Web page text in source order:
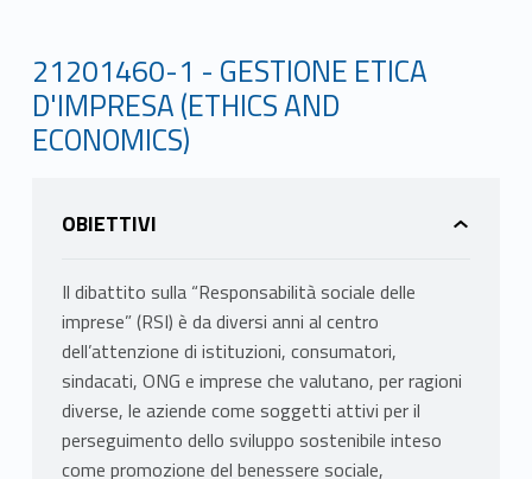
21201460-1 - GESTIONE ETICA
D'IMPRESA (ETHICS AND
ECONOMICS)
OBIETTIVI
Il dibattito sulla “Responsabilità sociale delle
imprese” (RSI) è da diversi anni al centro
dell’attenzione di istituzioni, consumatori,
sindacati, ONG e imprese che valutano, per ragioni
diverse, le aziende come soggetti attivi per il
perseguimento dello sviluppo sostenibile inteso
come promozione del benessere sociale,